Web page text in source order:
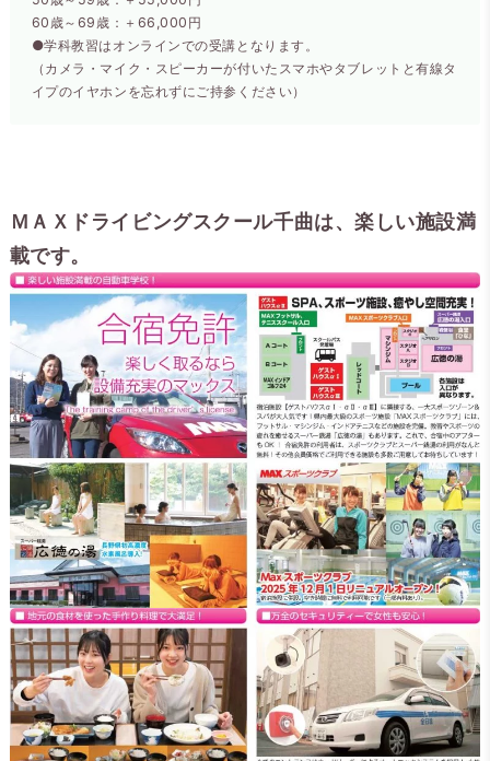
60歳～69歳：＋66,000円
●学科教習はオンラインでの受講となります。
（カメラ・マイク・スピーカーが付いたスマホやタブレットと有線タ
イプのイヤホンを忘れずにご持参ください）
ＭＡＸドライビングスクール千曲は、楽しい施設満
載です。